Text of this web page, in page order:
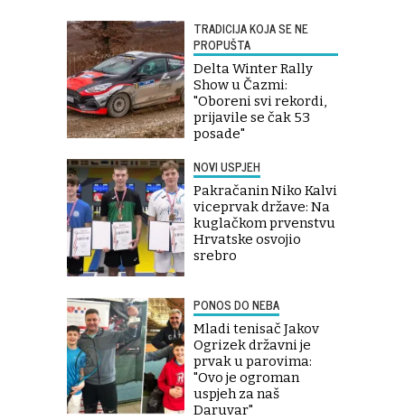
TRADICIJA KOJA SE NE
PROPUŠTA
Delta Winter Rally
Show u Čazmi:
"Oboreni svi rekordi,
prijavile se čak 53
posade"
NOVI USPJEH
Pakračanin Niko Kalvi
viceprvak države: Na
kuglačkom prvenstvu
Hrvatske osvojio
srebro
PONOS DO NEBA
Mladi tenisač Jakov
Ogrizek državni je
prvak u parovima:
"Ovo je ogroman
uspjeh za naš
Daruvar"